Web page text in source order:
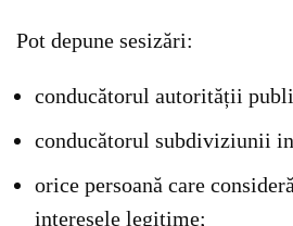
Pot depune sesizări:
conducătorul autorității
conducătorul subdiviziunii
orice persoană care
interesele legitime;